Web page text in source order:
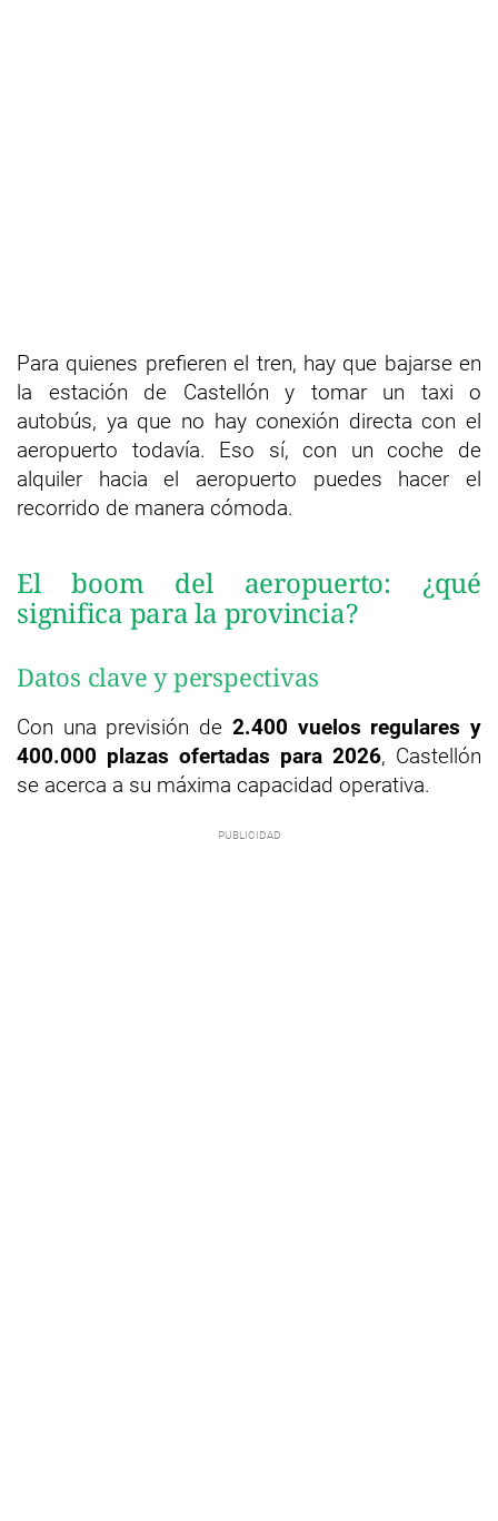
Para quienes prefieren el tren, hay que bajarse en
la estación de Castellón y tomar un taxi o
autobús, ya que no hay conexión directa con el
aeropuerto todavía. Eso sí, con un coche de
alquiler hacia el aeropuerto puedes hacer el
recorrido de manera cómoda.
El boom del aeropuerto: ¿qué
significa para la provincia?
Datos clave y perspectivas
Con una previsión de 2.400 vuelos regulares y
400.000 plazas ofertadas para 2026, Castellón
se acerca a su máxima capacidad operativa.